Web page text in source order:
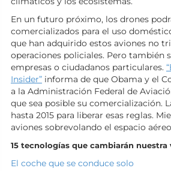
En un futuro próximo, los drones
comercializados para el uso
que han adquirido estos aviones no
operaciones policiales. Pero también
empresas o ciudadanos particulares.
Insider” informa de que Obama y el
a la Administración Federal de
que sea posible su comercialización.
hasta 2015 para liberar esas reglas.
aviones sobrevolando el espacio
15 tecnologías que cambiarán nuestra
El coche que se conduce solo